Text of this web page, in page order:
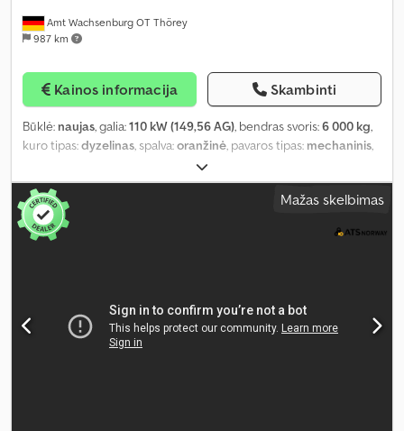
Amt Wachsenburg OT Thörey
987 km
Kainos informacija Skambinti
Būklė: naujas, galia:110 kW (149,56 AG), bendras svoris:6 000 kg,
kuro tipas:dyzelinas, spalva:oranžinė, pavaros tipas: mechaninis,
, Gamybos metai:
3, Įranga:ABS, centrinis užraktas, elektroninė stabilumo
programa (ESP), kranas, oro kondicionavimas, suodžių filtras,
Mažas skelbimas